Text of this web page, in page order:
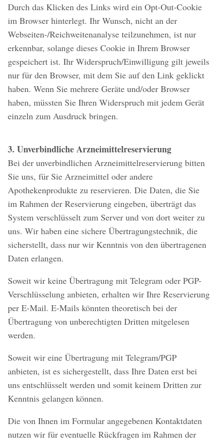
Durch das Klicken des Links wird ein Opt-Out-Cookie
im Browser hinterlegt. Ihr Wunsch, nicht an der
Webseiten-/Reichweitenanalyse teilzunehmen, ist nur
erkennbar, solange dieses Cookie in Ihrem Browser
gespeichert ist. Ihr Widerspruch/Einwilligung gilt jeweils
nur für den Browser, mit dem Sie auf den Link geklickt
haben. Wenn Sie mehrere Geräte und/oder Browser
haben, müssten Sie Ihren Widerspruch mit jedem Gerät
einzeln zum Ausdruck bringen.
3. Unverbindliche Arzneimittelreservierung
Bei der unverbindlichen Arzneimittelreservierung bitten
Sie uns, für Sie Arzneimittel oder andere
Apothekenprodukte zu reservieren. Die Daten, die Sie
im Rahmen der Reservierung eingeben, überträgt das
System verschlüsselt zum Server und von dort weiter zu
uns. Wir haben eine sichere Übertragungstechnik, die
sicherstellt, dass nur wir Kenntnis von den übertragenen
Daten erlangen.
Soweit wir keine Übertragung mit Telegram oder PGP-
Verschlüsselung anbieten, erhalten wir Ihre Reservierung
per E-Mail. E-Mails könnten theoretisch bei der
Übertragung von unberechtigten Dritten mitgelesen
werden.
Soweit wir eine Übertragung mit Telegram/PGP
anbieten, ist es sichergestellt, dass Ihre Daten erst bei
uns entschlüsselt werden und somit keinem Dritten zur
Kenntnis gelangen können.
Die von Ihnen im Formular angegebenen Kontaktdaten
nutzen wir für eventuelle Rückfragen im Rahmen der